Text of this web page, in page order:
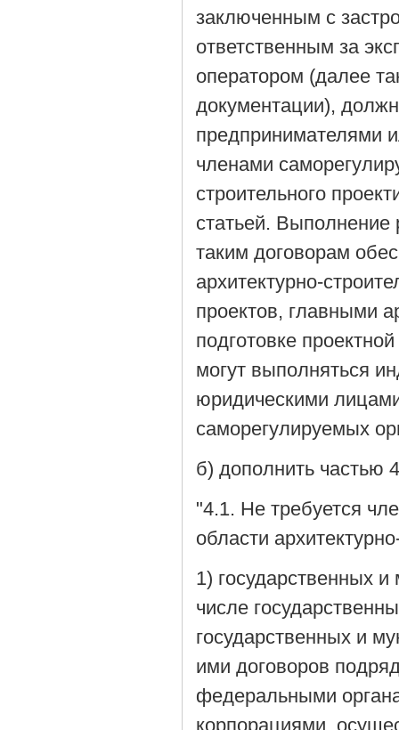
заключенным с
ответственным за
оператором (далее
документации),
предпринимателями
членами
строительного
статьей. Выполнение
таким договорам
архитектурно-
проектов, главными
подготовке
могут выполняться
юридическими
саморегулируемых
б) дополнить частью
"4.1. Не требуется
области
1) государственных
числе
государственных и
ими договоров
федеральными
корпорациями,